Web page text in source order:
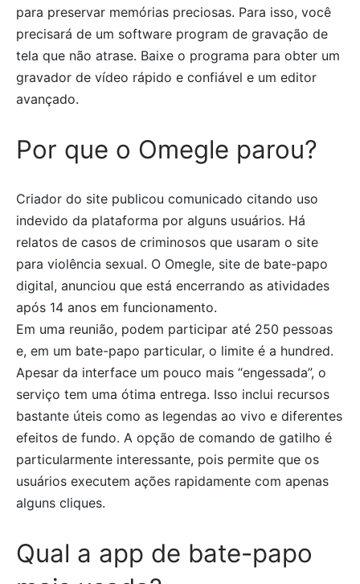
para preservar memórias preciosas. Para isso, você
precisará de um software program de gravação de
tela que não atrase. Baixe o programa para obter um
gravador de vídeo rápido e confiável e um editor
avançado.
Por que o Omegle parou?
Criador do site publicou comunicado citando uso
indevido da plataforma por alguns usuários. Há
relatos de casos de criminosos que usaram o site
para violência sexual. O Omegle, site de bate-papo
digital, anunciou que está encerrando as atividades
após 14 anos em funcionamento.
Em uma reunião, podem participar até 250 pessoas
e, em um bate-papo particular, o limite é a hundred.
Apesar da interface um pouco mais “engessada”, o
serviço tem uma ótima entrega. Isso inclui recursos
bastante úteis como as legendas ao vivo e diferentes
efeitos de fundo. A opção de comando de gatilho é
particularmente interessante, pois permite que os
usuários executem ações rapidamente com apenas
alguns cliques.
Qual a app de bate-papo